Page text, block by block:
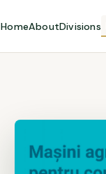
HomeAboutDivisions